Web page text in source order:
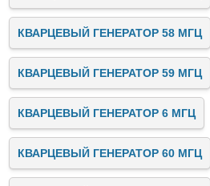
КВАРЦЕВЫЙ ГЕНЕРАТОР 58 МГЦ
КВАРЦЕВЫЙ ГЕНЕРАТОР 59 МГЦ
КВАРЦЕВЫЙ ГЕНЕРАТОР 6 МГЦ
КВАРЦЕВЫЙ ГЕНЕРАТОР 60 МГЦ